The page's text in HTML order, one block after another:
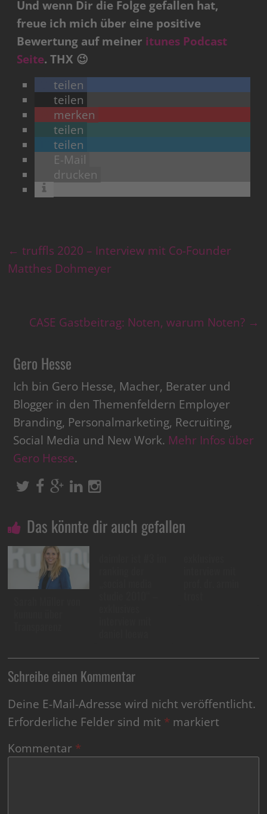
Und wenn Dir die Folge gefallen hat,
freue ich mich über eine positive
Bewertung auf meiner itunes Podcast
Seite. THX 😉
teilen
teilen
merken
teilen
teilen
E-Mail
drucken
← truffls 2020 – Interview mit Co-Founder
Matthes Dohmeyer
CASE Gastbeitrag: Noten, warum Noten? →
Gero Hesse
Ich bin Gero Hesse, Macher, Berater und
Blogger in den Themenfeldern Employer
Branding, Personalmarketing, Recruiting,
Social Media und New Work. Mehr Infos über
Gero Hesse.
Das könnte dir auch gefallen
Schreibe einen Kommentar
Deine E-Mail-Adresse wird nicht veröffentlicht.
Erforderliche Felder sind mit * markiert
Kommentar *